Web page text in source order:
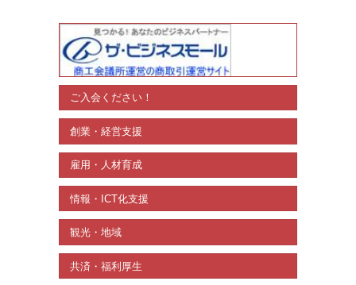
ご入会ください！
創業・経営支援
雇用・人材育成
情報・ICT化支援
観光・地域
共済・福利厚生